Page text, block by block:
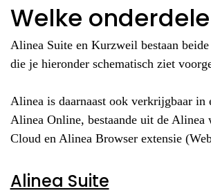
Welke
Alinea Suite en Kurzweil bestaan
die je hieronder schematisch ziet
Alinea is daarnaast ook verkrijgbaar in
Alinea Online, bestaande uit de Alinea
Cloud en Alinea Browser extensie
Alinea Suite